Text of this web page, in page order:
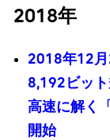
2018年
2018年12月
8,192ビッ
高速に解く
開始